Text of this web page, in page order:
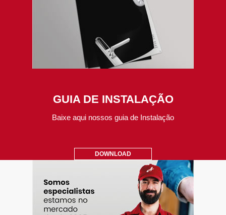
GUIA DE INSTALAÇÃO
Baixe aqui nossos guia de Instalação
DOWNLOAD